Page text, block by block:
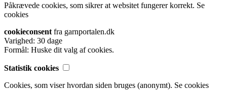
Påkrævede cookies, som sikrer at websitet fungerer korrekt. Se
cookies
cookieconsent fra garnportalen.dk
Varighed: 30 dage
Formål: Huske dit valg af cookies.
Statistik cookies
Cookies, som viser hvordan siden bruges (anonymt). Se cookies